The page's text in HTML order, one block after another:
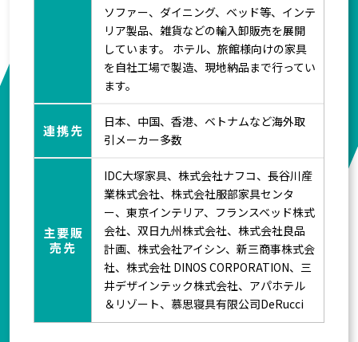
ソファー、ダイニング、ベッド等、インテ
リア製品、雑貨などの輸入卸販売を展開
しています。 ホテル、旅館様向けの家具
を自社工場で製造、現地納品まで行ってい
ます。
連携先
日本、中国、香港、ベトナムなど海外取
引メーカー多数
主要販
売先
IDC大塚家具、株式会社ナフコ、長谷川産
業株式会社、株式会社服部家具センタ
ー、東京インテリア、フランスベッド株式
会社、双日九州株式会社、株式会社良品
計画、株式会社アイシン、新三商事株式会
社、株式会社 DINOS CORPORATION、三
井デザインテック株式会社、アパホテル
＆リゾート、慕思寝具有限公司DeRucci